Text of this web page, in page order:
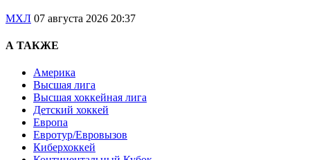
МХЛ 07 августа 2026 20:37
А ТАКЖЕ
Америка
Высшая лига
Высшая хоккейная лига
Детский хоккей
Европа
Евротур/Евровызов
Киберхоккей